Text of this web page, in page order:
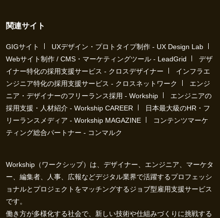
関連サイト
GIGサイト
UXデザイン・プロトタイプ制作 - UX Design Lab
Webサイト制作 / CMS・マーケティングツール - LeadGrid
デザ
イナー特化の採用支援サービス - クロスデザイナー
インフラエ
ンジニア特化の採用支援サービス - クロスネットワーク
エンジ
ニア・デザイナーのフリーランス採用 - Workship
エンジニアの
採用支援・人材紹介 - Workship CAREER
日本最大級のHR・フ
リーランスメディア - Workship MAGAZINE
コンテンツマーケ
ティング総合パートナー - コンマルク
Workship（ワークシップ）は、デザイナー、エンジニア、マーケタ
ー、編集者、人事、広報などデジタル業界で活躍するプロフェッシ
ョナルとプロジェクトをマッチングするジョブ型雇用支援サービス
です。
働き方が多様化する社会で、新しい技術や仕組みづくりに挑戦する